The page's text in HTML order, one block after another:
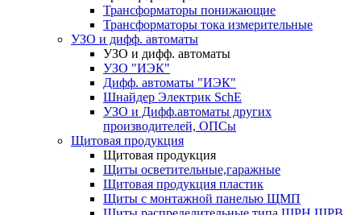
Трансформаторы понижающие
Трансформаторы тока измерительные
УЗО и дифф. автоматы
УЗО и дифф. автоматы
УЗО "ИЭК"
Дифф. автоматы "ИЭК"
Шнайдер Электрик SchE
УЗО и Дифф.автоматы других
производителей, ОПСы
Щитовая продукция
Щитовая продукция
Щиты осветительные,гаражные
Щитовая продукция пластик
Щиты с монтажной панелью ЩМП